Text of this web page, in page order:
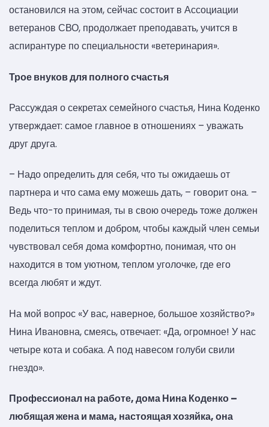
остановился на этом, сейчас состоит в Ассоциации
ветеранов СВО, продолжает преподавать, учится в
аспирантуре по специальности «ветеринария».
Трое внуков для полного счастья
Рассуждая о секретах семейного счастья, Нина Коденко
утверждает: самое главное в отношениях – уважать
друг друга.
– Надо определить для себя, что ты ожидаешь от
партнера и что сама ему можешь дать, – говорит она. –
Ведь что-то принимая, ты в свою очередь тоже должен
поделиться теплом и добром, чтобы каждый член семьи
чувствовал себя дома комфортно, понимая, что он
находится в том уютном, теплом уголочке, где его
всегда любят и ждут.
На мой вопрос «У вас, наверное, большое хозяйство?»
Нина Ивановна, смеясь, отвечает: «Да, огромное! У нас
четыре кота и собака. А под навесом голуби свили
гнездо».
Профессионал на работе, дома Нина Коденко –
любящая жена и мама, настоящая хозяйка, она